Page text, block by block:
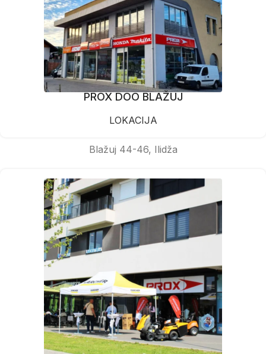
PROX DOO BLAŽUJ
LOKACIJA
Blažuj 44-46, Ilidža